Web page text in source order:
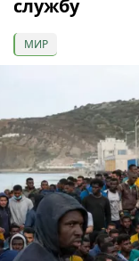
службу
МИР